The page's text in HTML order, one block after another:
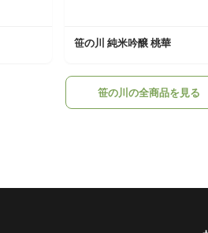
笹の川 純米吟醸 桃華
笹の川の全商品を見る